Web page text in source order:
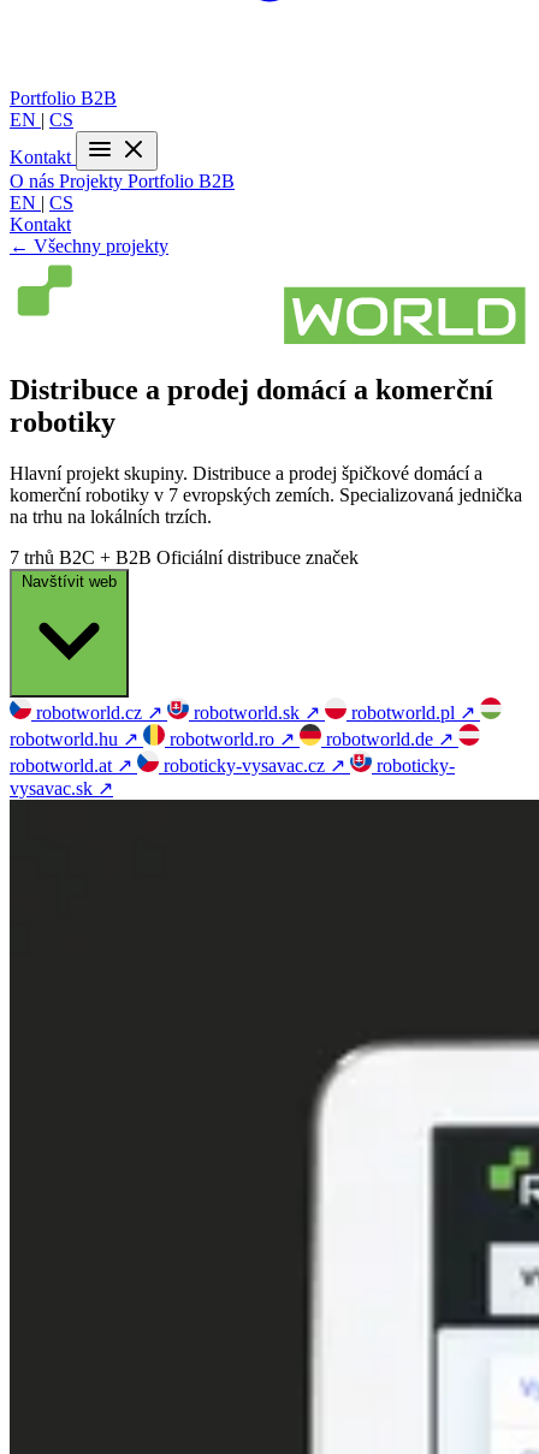
Portfolio B2B
EN | CS
Kontakt
O nás Projekty Portfolio B2B
EN | CS
Kontakt
← Všechny projekty
Distribuce a prodej domácí a komerční
robotiky
Hlavní projekt skupiny. Distribuce a prodej špičkové domácí a
komerční robotiky v 7 evropských zemích. Specializovaná jednička
na trhu na lokálních trzích.
7 trhů B2C + B2B Oficiální distribuce značek
robotworld.cz ↗ robotworld.sk ↗ robotworld.pl ↗
robotworld.hu ↗ robotworld.ro ↗ robotworld.de ↗
robotworld.at ↗ roboticky-vysavac.cz ↗
roboticky-
vysavac.sk ↗